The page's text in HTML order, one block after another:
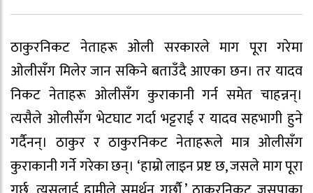
ठाकुरनिकट नेताहरू ओली सरकारले माग पूरा गरेमा
ओलीसँग मिलेर जान सकिने बताउँदै आएका छन। तर यादव
निकट नेताहरू ओलीसँग कुराकानी गर्न समेत चाहन्नन्।
त्यसैले ओलीसँग भेटघाट गर्दा भट्टराई र यादव सहभागी हुने
गर्दैनन्। ठाकुर र ठाकुरनिकट नेताहरूले मात्र ओलीसँग
कुराकानी गर्ने गरेका छन्। ‘हाम्रो लाइन प्रष्ट छ, जसले माग पूरा